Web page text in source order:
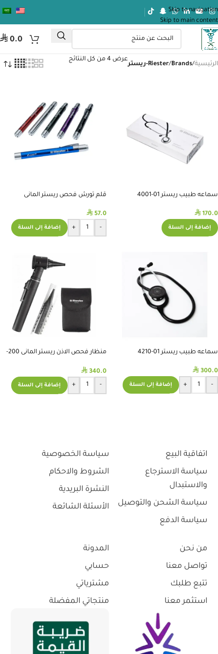
Skip to navigation
Skip to main content
⃁ 0.0
الرئيسية/
Brands
/Riester-ريستر
عرض ⁦4⁩ من كل النتائج
سماعه طبيب ريستر 01-4001
⃁ 170.0
إضافة إلى السلة
قلم تورش فحص ريستر المانى
⃁ 57.0
-
+ إضافة إلى السلة
سماعه طبيب ريستر 01-4210
⃁ 300.0
-
+ إضافة إلى السلة
منظار فحص الاذن ريستر المانى 200-
⃁ 340.0
-
+ إضافة إلى السلة
اتفاقية البيع
سياسة الاسترجاع
والاستبدال
سياسة الشحن والتوصيل
سياسة الدفع
سياسة الخصوصية
الشروط والاحكام
النشرة البريدية
الأسئلة الشائعة
من نحن
تواصل معنا
تتبع طلبك
استثمر معنا
المدونة
حسابي
مشترياتي
منتجاتي المفضلة